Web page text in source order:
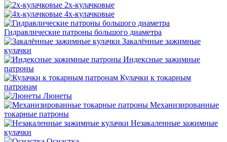
2х-кулачковые
4х-кулачковые
Гидравлические патроны большого диаметра
Закалённые зажимные
кулачки
Индексные зажимные
патроны
Кулачки к токарным
патронам
Люнеты
Механизированные
токарные патроны
Незакаленные зажимные
кулачки